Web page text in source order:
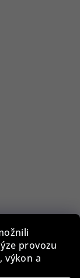
provozu
výkon a